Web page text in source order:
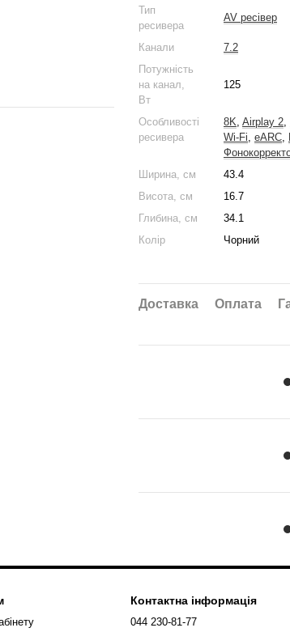
Тип
ресивера
AV ресівер
Канали
7.2
Потужність
на канал,
Вт
125
Особливості
ресивера
8K, Airplay 2,
Wi-Fi, eARC,
Ширина, см
43.4
Висота, см
16.7
Глибина, см
34.1
Колір
Чорний
Доставка Оплата
Контактна інформація
044 230-81-77